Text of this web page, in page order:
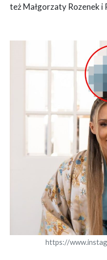
też Małgorzaty Rozenek i
https://